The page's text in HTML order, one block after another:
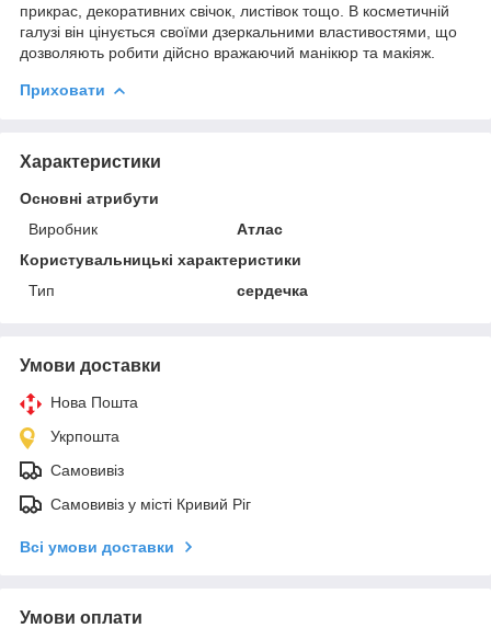
прикрас, декоративних свічок, листівок тощо. В косметичній
галузі він цінується своїми дзеркальними властивостями, що
дозволяють робити дійсно вражаючий манікюр та макіяж.
Приховати
Характеристики
Основні атрибути
Виробник
Атлас
Користувальницькі характеристики
Тип
сердечка
Умови доставки
Нова Пошта
Укрпошта
Самовивіз
Самовивіз у місті Кривий Ріг
Всі умови доставки
Умови оплати